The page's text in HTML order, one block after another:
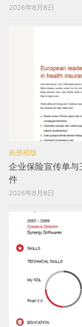
2026年8月8日
画册模版
企业保险宣传单与
件
2026年8月8日